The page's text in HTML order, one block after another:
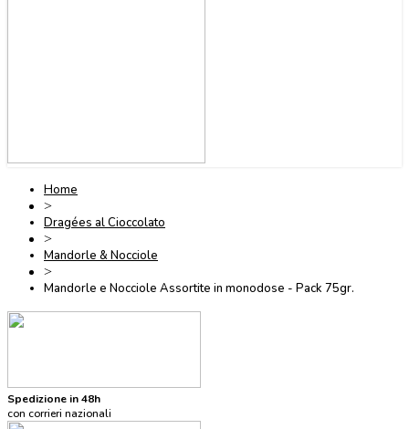
Home
>
Dragées al Cioccolato
>
Mandorle & Nocciole
>
Mandorle e Nocciole Assortite in monodose - Pack 75gr.
Spedizione in 48h
con corrieri nazionali